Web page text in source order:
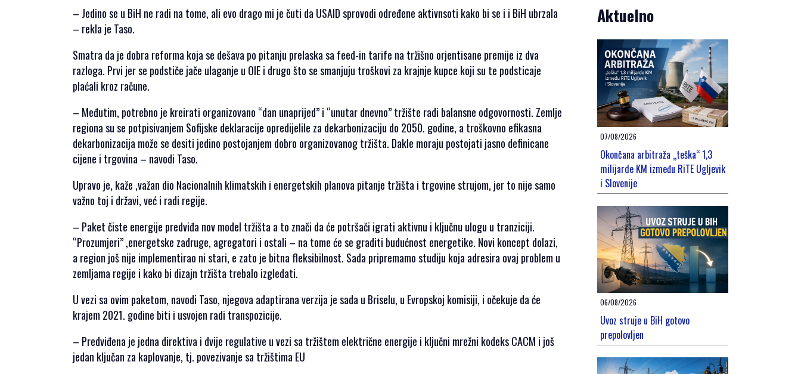
PORTFOLIO SET
HERCEGOVAČKA
– Jedino se u BiH ne radi na tome, ali evo drago mi je čuti da USAID sprovodi određene aktivnsoti kako bi se i i BiH ubrzala
– rekla je Taso.
Smatra da je dobra reforma koja se dešava po pitanju prelaska sa feed-in tarife na tržišno orjentisane premije iz dva
razloga. Prvi jer se podstiče jače ulaganje u OIE i drugo što se smanjuju troškovi za krajnje kupce koji su te podsticaje
plaćali kroz račune.
– Međutim, potrebno je kreirati organizovano “dan unaprijed” i “unutar dnevno” tržište radi balansne odgovornosti. Zemlje
regiona su se potpisivanjem Sofijske deklaracije opredijelile za dekarbonizaciju do 2050. godine, a troškovno efikasna
dekarbonizacija može se desiti jedino postojanjem dobro organizovanog tržišta. Dakle moraju postojati jasno definicane
cijene i trgovina – navodi Taso.
Upravo je, kaže ,važan dio Nacionalnih klimatskih i energetskih planova pitanje tržišta i trgovine strujom, jer to nije samo
važno toj i državi, već i radi regije.
– Paket čiste energije predviđa nov model tržišta a to znači da će potršači igrati aktivnu i ključnu ulogu u tranziciji.
“Prozumjeri” ,energetske zadruge, agregatori i ostali – na tome će se graditi budućnost energetike. Novi koncept dolazi,
a region još nije implementirao ni stari, e zato je bitna fleksibilnost. Sada pripremamo studiju koja adresira ovaj problem u
zemljama regije i kako bi dizajn tržišta trebalo izgledati.
U vezi sa ovim paketom, navodi Taso, njegova adaptirana verzija je sada u Briselu, u Evropskoj komisiji, i očekuje da će
krajem 2021. godine biti i usvojen radi transpozicije.
– Predviđena je jedna direktiva i dvije regulative u vezi sa tržištem električne energije i ključni mrežni kodeks CACM i još
jedan ključan za kaplovanje, tj. povezivanje sa tržištima EU
Aktuelno
07/08/2026
Okončana arbitraža „teška“ 1,3
milijarde KM između RiTE Ugljevik
i Slovenije
06/08/2026
Uvoz struje u BiH gotovo
prepolovljen